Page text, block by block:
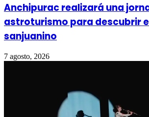
Anchipurac realizará una
astroturismo para descubrir
sanjuanino
7 agosto, 2026